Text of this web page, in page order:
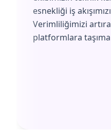
esnekliği iş
Verimliliğimizi
platformlara